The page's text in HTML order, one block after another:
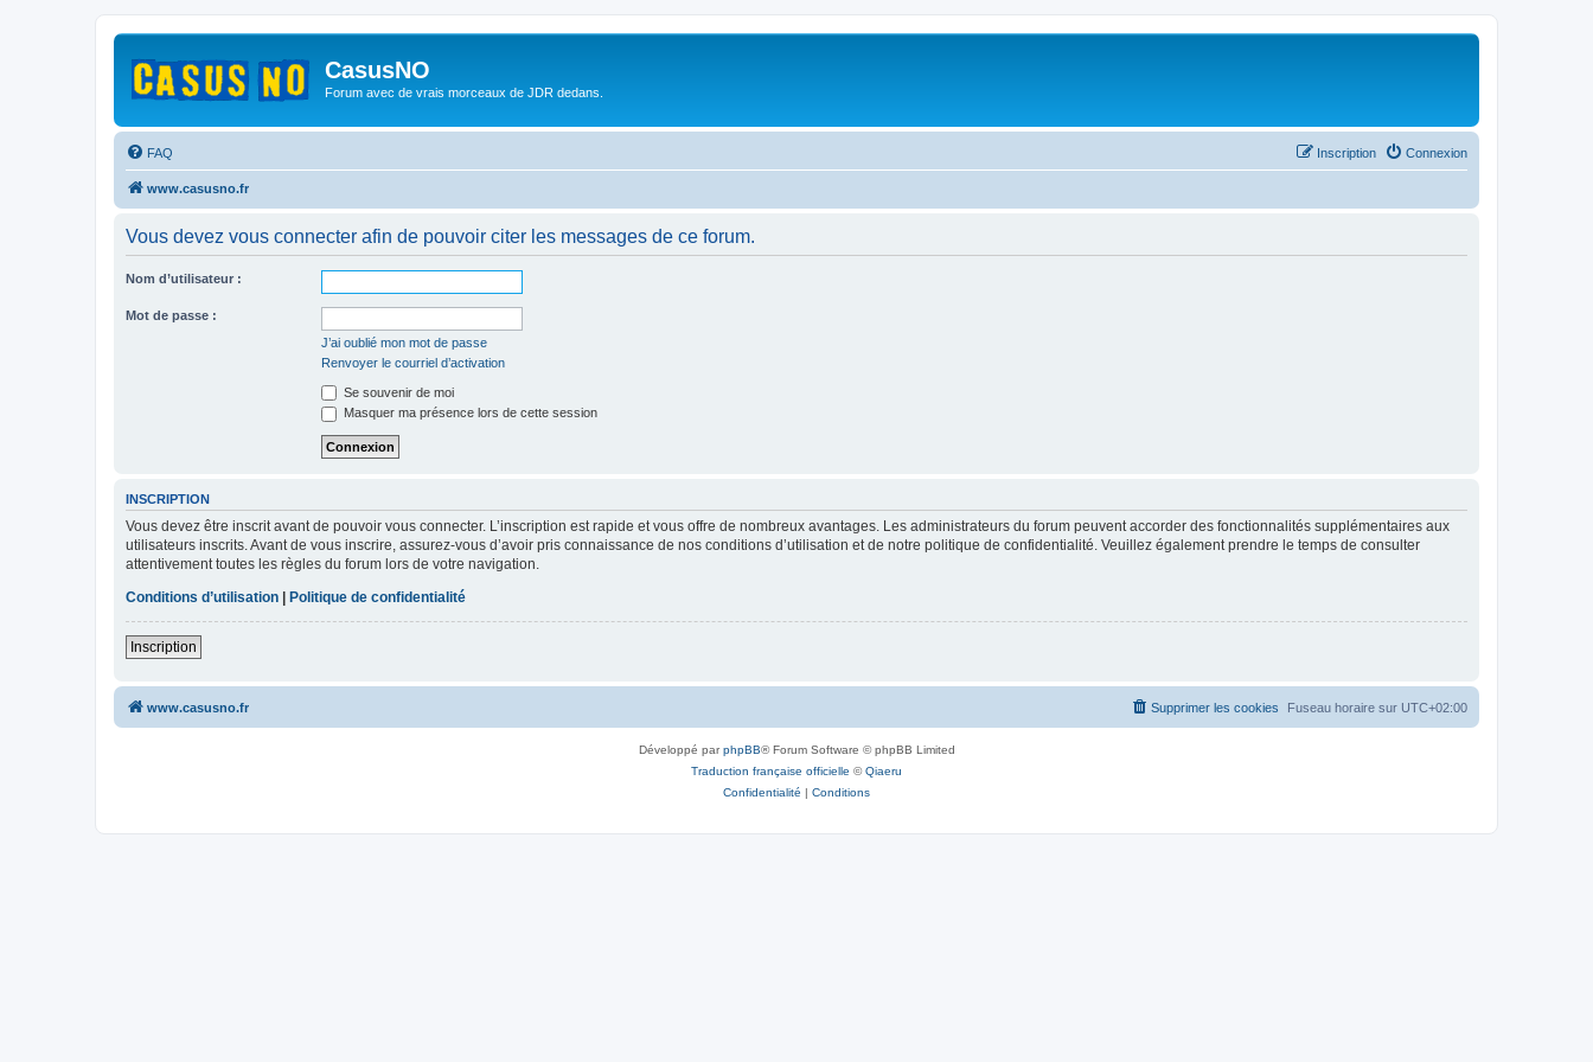
CasusNO
Forum avec de vrais morceaux de JDR dedans.
FAQ Connexion
Inscription
www.casusno.fr
Vous devez vous connecter afin de pouvoir citer les messages de ce forum.
Nom d’utilisateur :
Mot de passe :
J’ai oublié mon mot de passe
Renvoyer le courriel d’activation
Se souvenir de moi
Masquer ma présence lors de cette session
INSCRIPTION
Vous devez être inscrit avant de pouvoir vous connecter. L’inscription est rapide et vous offre de nombreux avantages. Les administrateurs du forum peuvent accorder des fonctionnalités supplémentaires aux
utilisateurs inscrits. Avant de vous inscrire, assurez-vous d’avoir pris connaissance de nos conditions d’utilisation et de notre politique de confidentialité. Veuillez également prendre le temps de consulter
attentivement toutes les règles du forum lors de votre navigation.
Conditions d’utilisation
Politique de confidentialité
Inscription
www.casusno.fr Fuseau horaire sur UTC+02:00
Supprimer les cookies
Développé parphpBB® Forum Software © phpBB Limited
Traduction française officielle ©Qiaeru
Confidentialité | Conditions